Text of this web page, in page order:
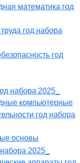
математика год
год набора
год
набора 2025_
компьютерные
год набора
основы
2025_